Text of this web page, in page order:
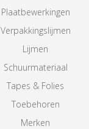
Plaatbewerkingen
Verpakkingslijmen
Lijmen
Schuurmateriaal
Tapes & Folies
Toebehoren
Merken